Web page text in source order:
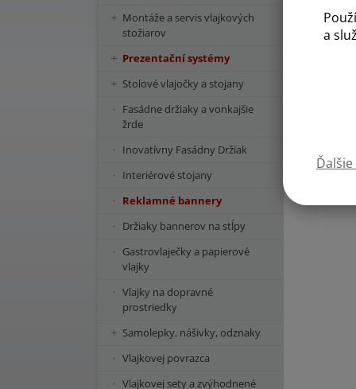
a
Montáže a servis vlajkových
stožiarov
Prezentační systémy
Stolové vlajočky a stojany
Fasádne držiaky a vonkajšie
žrde
Inovatívny Fasádny Držiak
Interiérové stojany
Reklamné bannery
Držiaky bannerov na stĺpy
Gastrovlaječky a papierové
vlajky
Vlajky na dopravné
prostriedky
Samolepky, nášivky, odznaky
Vlajkovej povrazca
Vlajkovej sety a zvýhodnené